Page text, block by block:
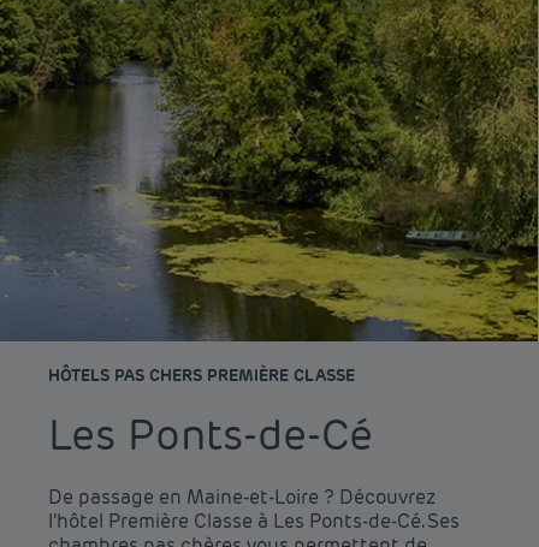
HÔTELS PAS CHERS PREMIÈRE CLASSE
Les Ponts-de-Cé
De passage en Maine-et-Loire ? Découvrez
l’hôtel Première Classe à Les Ponts-de-Cé. Ses